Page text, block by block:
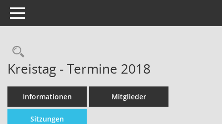
Toggle navigation
Kreistag - Termine 2018
Informationen Mitglieder
Sitzungen